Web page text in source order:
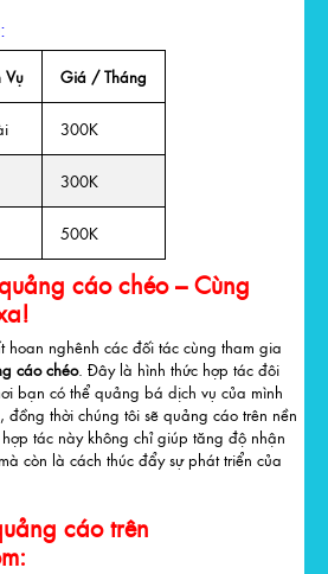
Vụ Giá / Tháng
300K
300K
500K
cáo chéo – Cùng
hoan nghênh các đối tác cùng tham gia
cáo chéo. Đây là hình thức hợp tác đôi
bạn có thể quảng bá dịch vụ của mình
đồng thời chúng tôi sẽ quảng cáo trên nền
tác này không chỉ giúp tăng độ nhận
còn là cách thúc đẩy sự phát triển của
cáo trên